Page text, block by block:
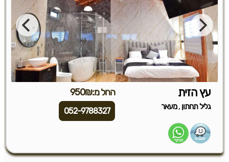
עץ הזית החל מ:950₪
גליל תחתון ,מעאר 052-9788327